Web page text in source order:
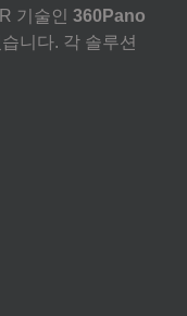
기술인 360Pano
니다. 각 솔루션